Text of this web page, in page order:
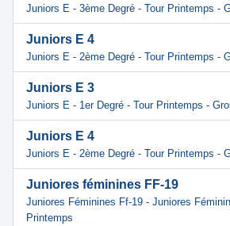
Juniors E - 3ème Degré - Tour Printemps -
Juniors E 4
Juniors E - 2ème Degré - Tour Printemps -
Juniors E 3
Juniors E - 1er Degré - Tour Printemps -
Juniors E 4
Juniors E - 2ème Degré - Tour Printemps -
Juniores féminines FF-19
Juniores Féminines Ff-19 - Juniores
Printemps